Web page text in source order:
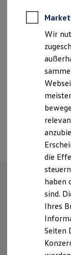
Laden
Batterie
Kosten
E-
Sonntag
Service
Wir
die
haben
sind.
Ihres
Seiten